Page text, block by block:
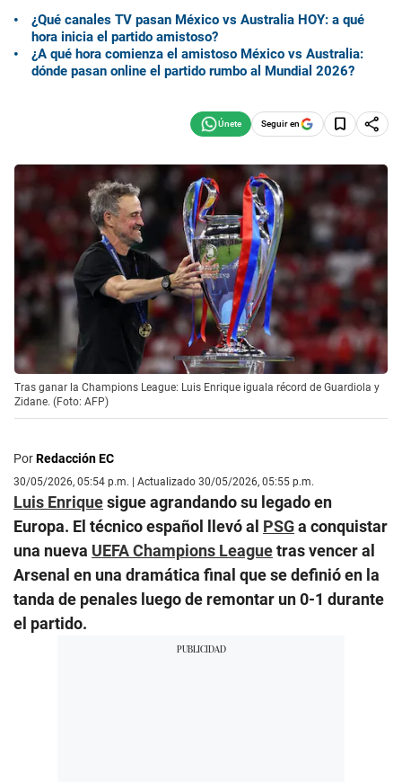
¿Qué canales TV pasan México vs Australia HOY: a qué
hora inicia el partido amistoso?
¿A qué hora comienza el amistoso México vs Australia:
dónde pasan online el partido rumbo al Mundial 2026?
Seguir en
Tras ganar la Champions League: Luis Enrique iguala récord de Guardiola y
Zidane. (Foto: AFP)
PorRedacción EC
30/05/2026, 05:54 p.m. | Actualizado 30/05/2026, 05:55 p.m.
Luis Enriquesigue agrandando su legado en
Europa. El técnico español llevó al PSGa conquistar
una nueva UEFA Champions Leaguetras vencer al
Arsenal en una dramática final que se definió en la
tanda de penales luego de remontar un 0-1 durante
el partido.